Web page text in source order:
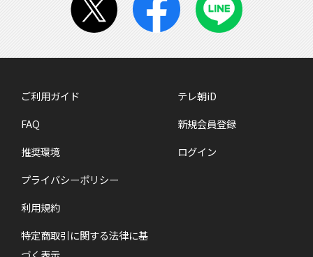
ご利用ガイド
FAQ
推奨環境
プライバシーポリシー
利用規約
特定商取引に関する法律に基
テレ朝iD
新規会員登録
ログイン